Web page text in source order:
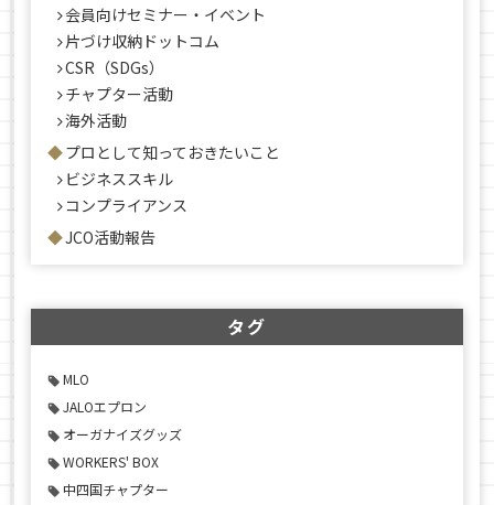
会員向けセミナー・イベント
片づけ収納ドットコム
CSR（SDGs）
チャプター活動
海外活動
プロとして知っておきたいこと
ビジネススキル
コンプライアンス
JCO活動報告
タグ
MLO
JALOエプロン
オーガナイズグッズ
WORKERS' BOX
中四国チャプター